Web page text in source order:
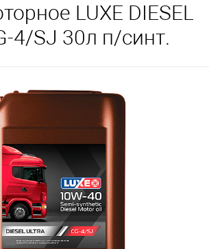
LUXE DIESEL
4/SJ 30л п/синт.